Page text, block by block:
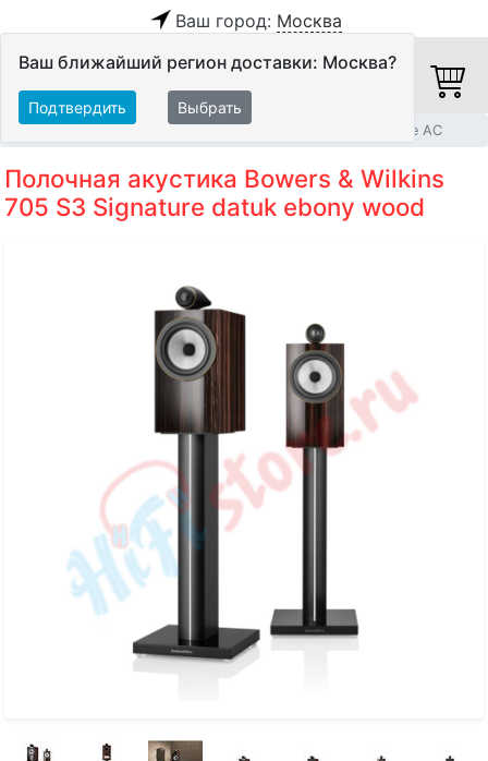
Ваш город: Москва
Ваш ближайший регион доставки: Москва?
Подтвердить Выбрать
Полочные и настенные АС
Полочная акустика Bowers & Wilkins
705 S3 Signature datuk ebony wood